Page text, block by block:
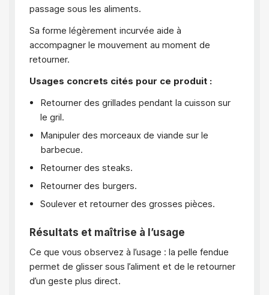
passage sous les aliments.
Sa forme légèrement incurvée aide à
accompagner le mouvement au moment de
retourner.
Usages concrets cités pour ce produit :
Retourner des grillades pendant la cuisson sur
le gril.
Manipuler des morceaux de viande sur le
barbecue.
Retourner des steaks.
Retourner des burgers.
Soulever et retourner des grosses pièces.
Résultats et maîtrise à l’usage
Ce que vous observez à l’usage : la pelle fendue
permet de glisser sous l’aliment et de le retourner
d’un geste plus direct.